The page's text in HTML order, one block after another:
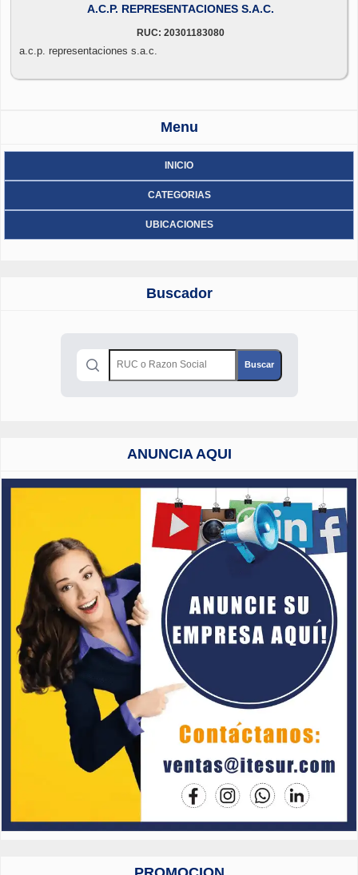
A.C.P. REPRESENTACIONES S.A.C.
RUC: 20301183080
a.c.p. representaciones s.a.c.
Menu
INICIO
CATEGORIAS
UBICACIONES
Buscador
ANUNCIA AQUI